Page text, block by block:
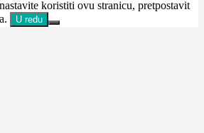
koristiti ovu stranicu, pretpostavit
U redu